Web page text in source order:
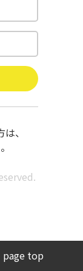
、
page top